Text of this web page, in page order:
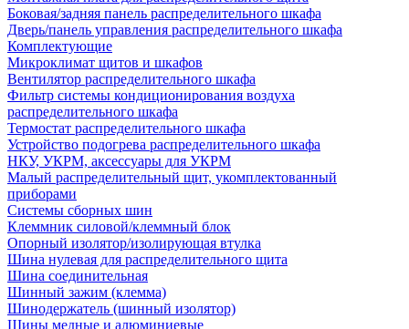
Боковая/задняя панель распределительного шкафа
Дверь/панель управления распределительного шкафа
Комплектующие
Микроклимат щитов и шкафов
Вентилятор распределительного шкафа
Фильтр системы кондиционирования воздуха
распределительного шкафа
Термостат распределительного шкафа
Устройство подогрева распределительного шкафа
НКУ, УКРМ, аксессуары для УКРМ
Малый распределительный щит, укомплектованный
приборами
Системы сборных шин
Клеммник силовой/клеммный блок
Опорный изолятор/изолирующая втулка
Шина нулевая для распределительного щита
Шина соединительная
Шинный зажим (клемма)
Шинодержатель (шинный изолятор)
Шины медные и алюминиевые